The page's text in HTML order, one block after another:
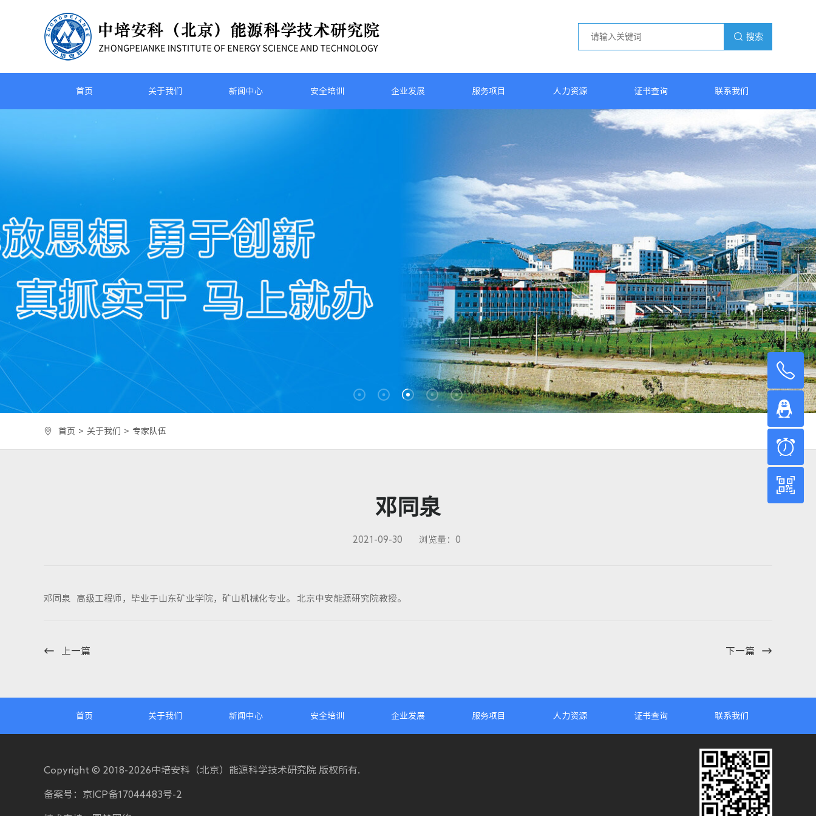
搜索
首页 关于我们 新闻中心 安全培训 企业发展 服务项目 人力资源 证书查询 联系我们
首页 > 关于我们 > 专家队伍
邓同泉
2021-09-30 浏览量： 0
邓同泉 高级工程师，毕业于山东矿业学院，矿山机械化专业。 北京中安能源研究院教授。
上一篇 下一篇
首页 关于我们 新闻中心 安全培训 企业发展 服务项目 人力资源 证书查询 联系我们
Copyright © 2018-2026中培安科（北京）能源科学技术研究院 版权所有.
备案号： 京ICP备17044483号-2